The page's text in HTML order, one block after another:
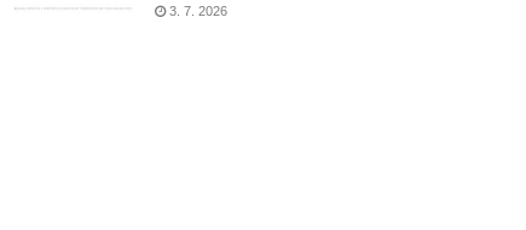
3. 7. 2026